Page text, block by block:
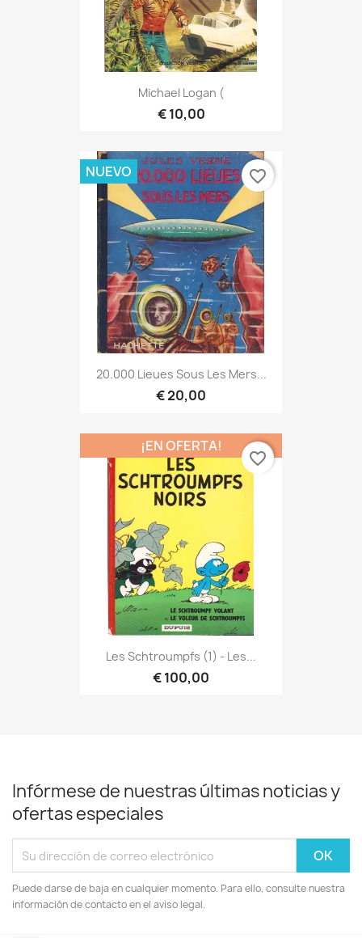
Michael Logan (
€ 10,00
20.000 Lieues Sous Les Mers...
€ 20,00
NUEVO favorite_border
Les Schtroumpfs (1) - Les...
€ 100,00
¡EN OFERTA!
favorite_border
Infórmese de nuestras últimas noticias y
ofertas especiales
Puede darse de baja en cualquier momento. Para ello, consulte nuestra
información de contacto en el aviso legal.